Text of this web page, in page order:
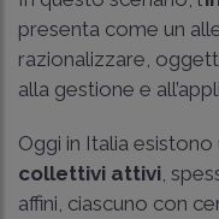
presenta come un
razionalizzare,
alla gestione e
Oggi in Italia esistono
collettivi attivi ,
affini, ciascuno con